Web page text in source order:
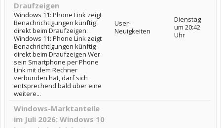
Draufzeigen
Windows 11: Phone Link zeigt
Benachrichtigungen künftig
direkt beim Draufzeigen:
Windows 11: Phone Link zeigt
Benachrichtigungen künftig
direkt beim Draufzeigen Wer
sein Smartphone per Phone
Link mit dem Rechner
verbunden hat, darf sich
entsprechend bald über eine
weitere...
User-
Neuigkeiten
Dienstag
um 20:42
Uhr
Windows-Marktanteile
im Juli 2026: Windows 10